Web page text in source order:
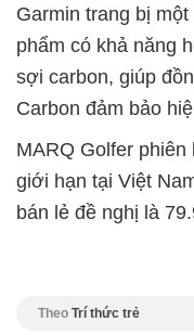
Garmin trang bị
phẩm có khả năng
sợi carbon, giúp
Carbon đảm bảo
MARQ Golfer
giới hạn tại Việt
bán lẻ đề nghị là
Theo Trí thức trẻ